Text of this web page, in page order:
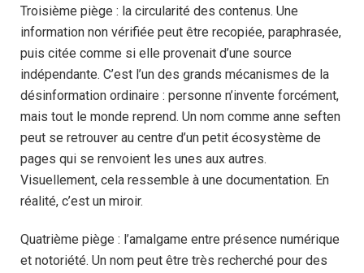
Troisième piège : la circularité des contenus. Une
information non vérifiée peut être recopiée, paraphrasée,
puis citée comme si elle provenait d’une source
indépendante. C’est l’un des grands mécanismes de la
désinformation ordinaire : personne n’invente forcément,
mais tout le monde reprend. Un nom comme anne seften
peut se retrouver au centre d’un petit écosystème de
pages qui se renvoient les unes aux autres.
Visuellement, cela ressemble à une documentation. En
réalité, c’est un miroir.
Quatrième piège : l’amalgame entre présence numérique
et notoriété. Un nom peut être très recherché pour des